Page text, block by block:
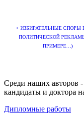
< ИЗБИРАТЕЛЬНЫЕ СПОРЫ
ПОЛИТИЧЕСКОЙ
ПРИМЕРЕ…)
Среди наших авторов
кандидаты и доктора
Дипломные работы